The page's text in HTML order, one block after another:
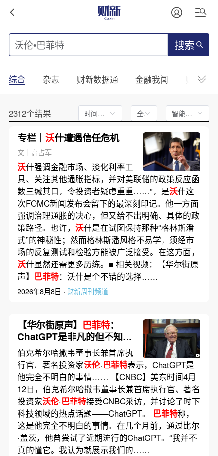
搜索
综合 杂志 财新数据通 金融我闻 财新
2312个结果 时间不限 全文 智能排序
专栏｜ 沃什遭遇信任危机
文｜高占军
沃什强调金融市场、淡化利率工
具、关注其他通胀指标，并对美联储的政策反应函
数三缄其口，令投资者疑虑重重……”，是沃什这
次FOMC新闻发布会留下的最深刻印记。他一方面
强调治理通胀的决心，但又给不出明确、具体的政
策路径。也许， 沃什是在试图保持那种“格林斯潘
式”的神秘性；然而格林斯潘风格不易学，须经市
场的反复测试和检验方能被广泛接受。在这方面，
沃什显然还需更多历练。■ 相关视频：【华尔街原
声】 巴菲特：沃什是个不错的选择……
2026年8月8日 · 财新周刊频道
【华尔街原声】 巴菲特：
ChatGPT是非凡的但不知道
是否是有益的
伯克希尔哈撒韦董事长兼首席执
行官、著名投资家沃伦·巴菲特表示，ChatGPT是
他完全不明白的事情…… 【CNBC】美东时间4月
12日，伯克希尔哈撒韦董事长兼首席执行官、著名
投资家沃伦·巴菲特接受CNBC采访，并讨论了时下
科技领域的热点话题——ChatGPT。 巴菲特称，
这是他完全不明白的事情。在几个月前，通过比尔
·盖茨，他曾尝试了近期流行的ChatGPT。“我并不
真的懂它。我认为就展示我们的……